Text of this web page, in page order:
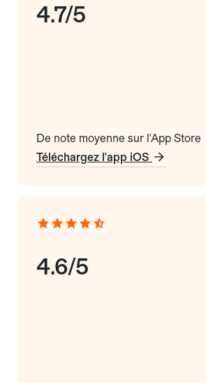
4.7/5
De note moyenne sur l'App Store
Téléchargez l'app iOS
4.6/5